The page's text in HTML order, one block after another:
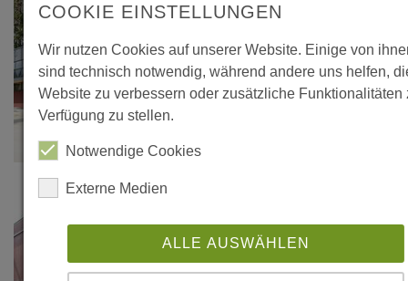
COOKIE EINSTELLUNGEN
Wir nutzen Cookies auf unserer Website. Einige von
sind technisch notwendig, während andere uns helfen,
Website zu verbessern oder zusätzliche Funktionalitäten
Verfügung zu stellen.
Notwendige Cookies
Externe Medien
ALLE AUSWÄHLEN